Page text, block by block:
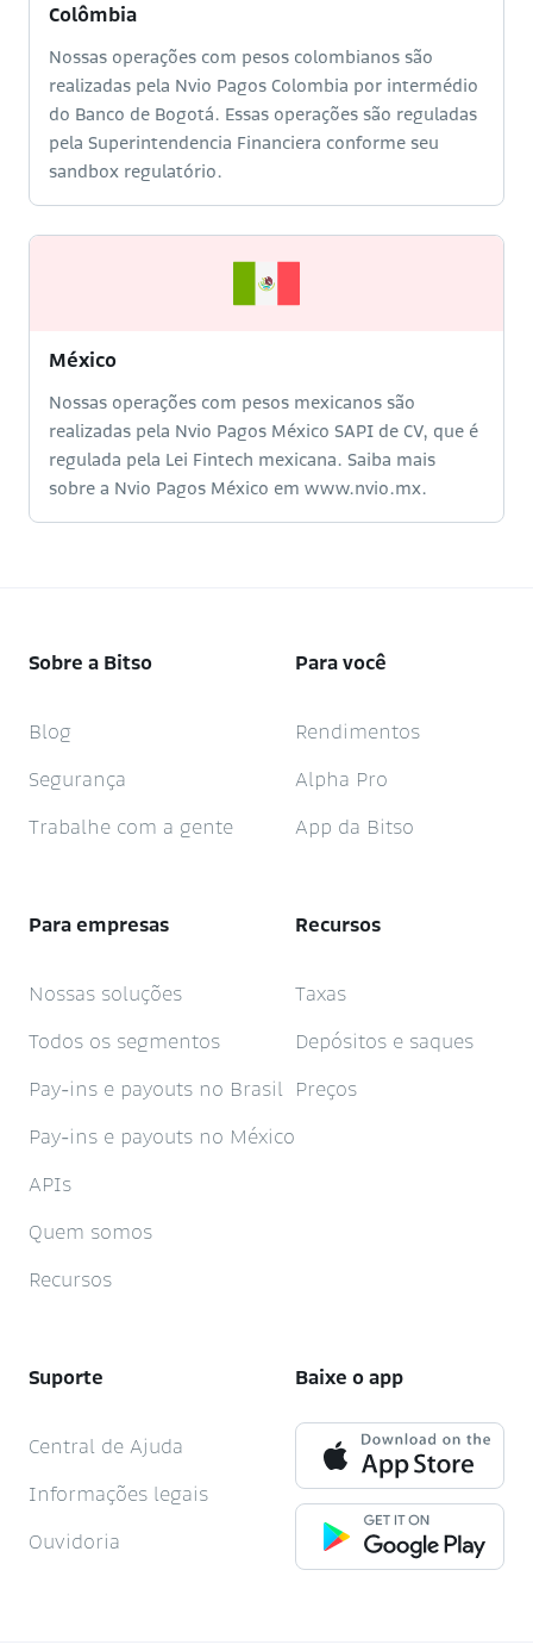
Colômbia
Nossas operações com pesos colombianos são
realizadas pela Nvio Pagos Colombia por intermédio
do Banco de Bogotá. Essas operações são reguladas
pela Superintendencia Financiera conforme seu
sandbox regulatório.
México
Nossas operações com pesos mexicanos são
realizadas pela Nvio Pagos México SAPI de CV, que é
regulada pela Lei Fintech mexicana. Saiba mais
sobre a Nvio Pagos México em www.nvio.mx.
Sobre a Bitso
Blog
Segurança
Trabalhe com a gente
Para você
Rendimentos
Alpha Pro
App da Bitso
Para empresas
Nossas soluções
Todos os segmentos
Pay-ins e payouts no Brasil
Pay-ins e payouts no México
APIs
Quem somos
Recursos
Recursos
Taxas
Depósitos e saques
Preços
Suporte
Central de Ajuda
Informações legais
Ouvidoria
Baixe o app